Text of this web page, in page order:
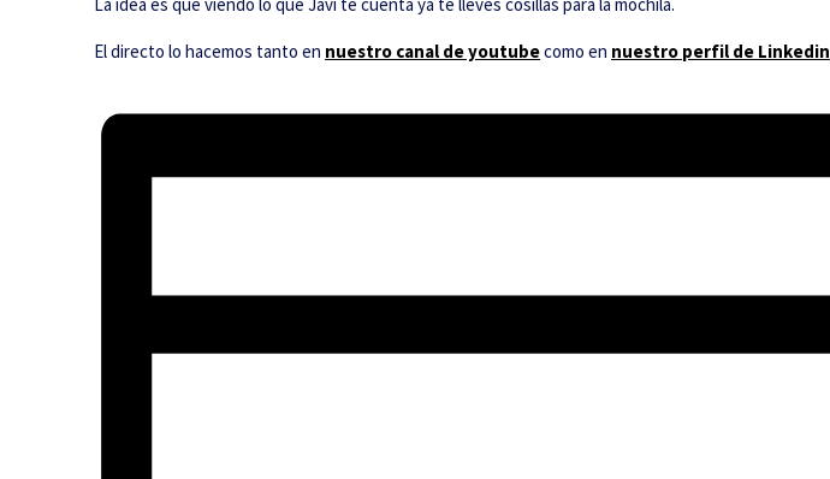
El directo lo hacemos tanto en nuestro canal de youtubecomo en nuestro perfil de Linkedin